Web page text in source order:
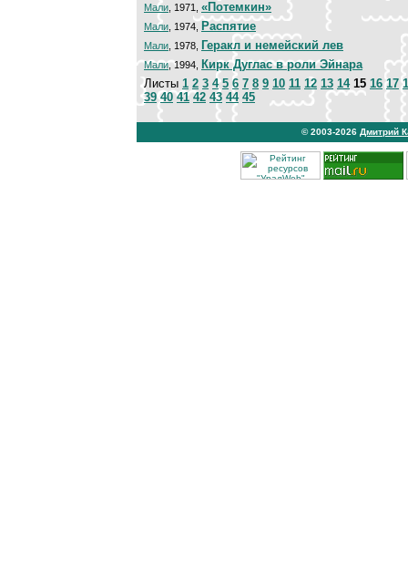
Мали , 1971, «Потемкин»
Мали , 1974, Распятие
Мали , 1978, Геракл и немейский лев
Мали, 1994,
Кирк Дуглас в роли Эйнара
Листы 1 2 3 4 5 6 7 8 9 10 11 12 13 14 15 16 17
39 40 41 42 43 44 45
© 2003-2026 Дмитрий